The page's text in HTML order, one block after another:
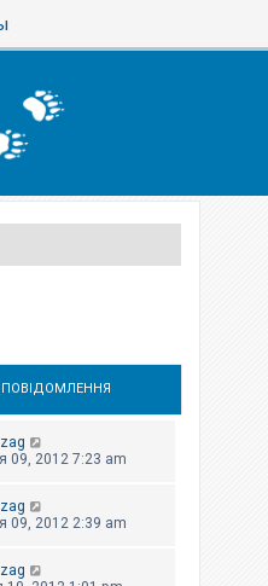
zag
09, 2012 7:23 am
zag
09, 2012 2:39 am
zag